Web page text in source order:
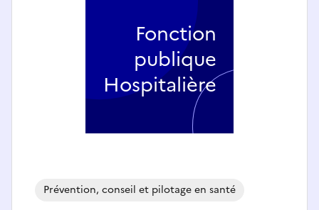
Prévention, conseil et pilotage en santé
Fonction
publique
Hospitalière